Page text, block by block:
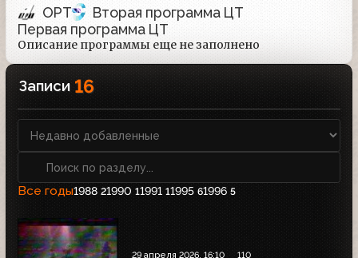
ОРТ
Вторая программа ЦТ
Первая программа ЦТ
Описание программы еще не заполнено
Записи 16
Все годы1988 21990 11991 11995 61996 5
29 апреля 2026, 16:10 110